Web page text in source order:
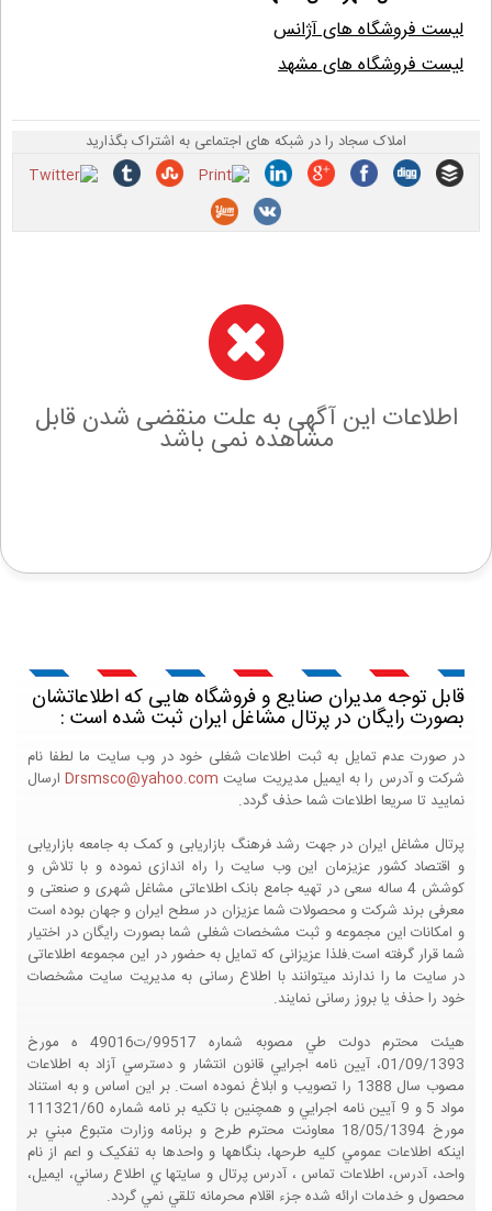
لیست فروشگاه های آژانس
لیست فروشگاه های مشهد
املاک سجاد را در شبکه های اجتماعی به اشتراک بگذارید
اطلاعات این آگهی به علت منقضی شدن قابل
مشاهده نمی باشد
قابل توجه مدیران صنایع و فروشگاه هایی که اطلاعاتشان
بصورت رایگان در پرتال مشاغل ایران ثبت شده است :
در صورت عدم تمایل به ثبت اطلاعات شغلی خود در وب سایت ما لطفا نام
شرکت و آدرس را به ایمیل مدیریت سایت Drsmsco@yahoo.comارسال
نمایید تا سریعا اطلاعات شما حذف گردد.
پرتال مشاغل ایران در جهت رشد فرهنگ بازاریابی و کمک به جامعه بازاریابی
و اقتصاد کشور عزیزمان این وب سایت را راه اندازی نموده و با تلاش و
کوشش 4 ساله سعی در تهیه جامع بانک اطلاعاتی مشاغل شهری و صنعتی و
معرفی برند شرکت و محصولات شما عزیزان در سطح ایران و جهان بوده است
و امکانات این مجموعه و ثبت مشخصات شغلی شما بصورت رایگان در اختیار
شما قرار گرفته است.فلذا عزیزانی که تمایل به حضور در این مجموعه اطلاعاتی
در سایت ما را ندارند میتوانند با اطلاع رسانی به مدیریت سایت مشخصات
خود را حذف یا بروز رسانی نمایند.
هيئت محترم دولت طي مصوبه شماره 99517/ت49016 ه مورخ
01/09/1393، آيين نامه اجرايي قانون انتشار و دسترسي آزاد به اطلاعات
مصوب سال 1388 را تصويب و ابلاغ نموده است. بر اين اساس و به استناد
مواد 5 و 9 آيين نامه اجرايي و همچنين با تکيه بر نامه شماره 111321/60
مورخ 18/05/1394 معاونت محترم طرح و برنامه وزارت متبوع مبني بر
اينکه اطلاعات عمومي کليه طرحها، بنگاهها و واحدها به تفکيک و اعم از نام
واحد، آدرس، اطلاعات تماس ، آدرس پرتال و سايتها ي اطلاع رساني، ايميل،
محصول و خدمات ارائه شده جزء اقلام محرمانه تلقي نمي گردد.